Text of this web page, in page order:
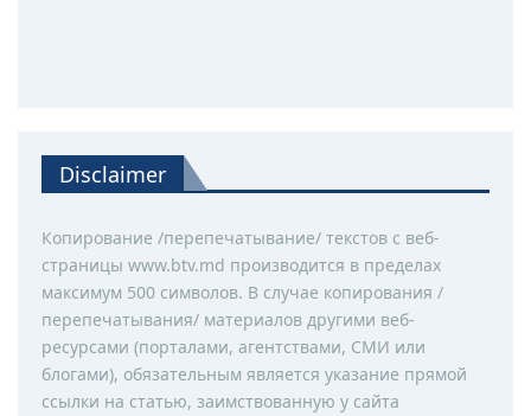
Disclaimer
Копирование /перепечатывание/ текстов с веб-
страницы www.btv.md производится в пределах
максимум 500 символов. В случае копирования /
перепечатывания/ материалов другими веб-
ресурсами (порталами, агентствами, СМИ или
блогами), обязательным является указание прямой
ссылки на статью, заимствованную у сайта